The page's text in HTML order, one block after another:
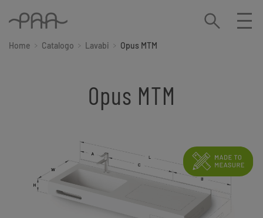
Home Catalogo Lavabi Opus MTM
Opus MTM